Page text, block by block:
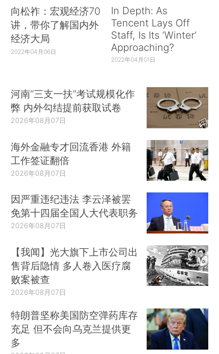
向松祚：宏观经济70
讲，带你了解国内外
经济大局
2022年04月06日
In Depth: As
Tencent Lays Off
Staff, Is Its ‘Winter’
Approaching?
2022年04月01日
河南“三支一扶”考试规模化作
弊 内外勾结提前获取试卷
2026年08月07日
海外金融专才回流香港 外籍
工作签证翻倍
2026年08月07日
因严重违纪违法 李云泽被罢
免第十四届全国人大代表职务
2026年08月07日
【我闻】光大旗下上市公司出
售背后隐情 多人卷入医疗腐
败案被查
2026年08月07日
特朗普坚称美国防空弹药库存
充足 但不会向乌克兰提供更
多